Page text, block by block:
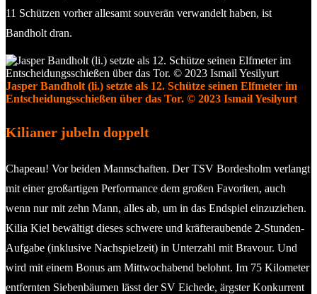
11 Schützen vorher allesamt souverän verwandelt haben, ist
Bandholt dran.
Jasper Bandholt (li.) setzte als 12. Schütze seinen Elfmeter im
Entscheidungsschießen über das Tor. © 2023 Ismail Yesilyurt
Kilianer jubeln doppelt
Chapeau! Vor beiden Mannschaften. Der TSV Bordesholm verlangt
mit einer großartigen Performance dem großen Favoriten, auch
wenn nur mit zehn Mann, alles ab, um in das Endspiel einzuziehen.
Kilia Kiel bewältigt dieses schwere und kräfteraubende 2-Stunden-
Aufgabe (inklusive Nachspielzeit) in Unterzahl mit Bravour. Und
wird mit einem Bonus am Mittwochabend belohnt. Im 75 Kilometer
entfernten Siebenbäumen lässt der SV Eichede, ärgster Konkurrent